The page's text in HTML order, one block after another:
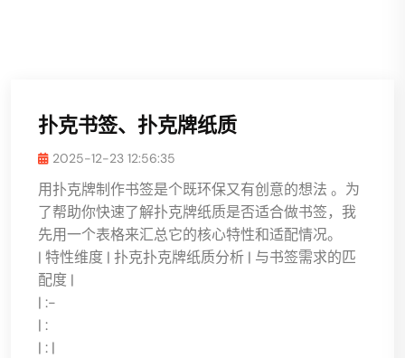
扑克书签、扑克牌纸质
2025-12-23 12:56:35
用扑克牌制作书签是个既环保又有创意的想法 。为
了帮助你快速了解扑克牌纸质是否适合做书签，我
先用一个表格来汇总它的核心特性和适配情况。
| 特性维度 | 扑克扑克牌纸质分析 | 与书签需求的匹
配度 |
| :-
| :
| : |